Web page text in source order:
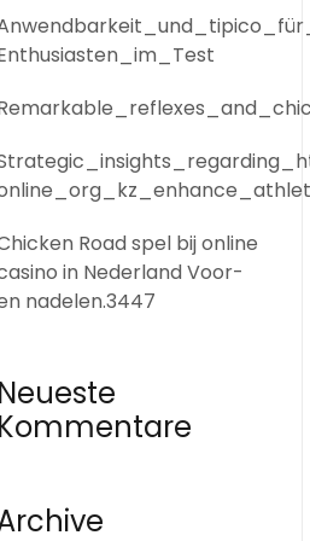
Road spel bij online
in Nederland Voor-
nadelen.3447